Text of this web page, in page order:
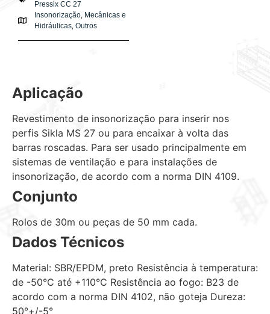
Pressix CC 27
Insonorização, Mecânicas e
Hidráulicas, Outros
Aplicação
Revestimento de insonorização para inserir nos
perfis Sikla MS 27 ou para encaixar à volta das
barras roscadas. Para ser usado principalmente em
sistemas de ventilação e para instalações de
insonorização, de acordo com a norma DIN 4109.
Conjunto
Rolos de 30m ou peças de 50 mm cada.
Dados Técnicos
Material: SBR/EPDM, preto Resistência à temperatura:
de -50°C até +110°C Resistência ao fogo: B23 de
acordo com a norma DIN 4102, não goteja Dureza:
50°+/-5°